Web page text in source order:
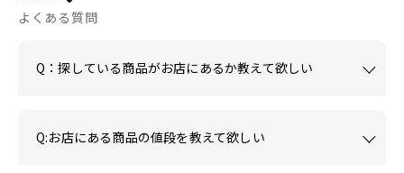
よくある質問
Q：探している商品がお店にあるか教えて欲しい
Q:お店にある商品の値段を教えて欲しい